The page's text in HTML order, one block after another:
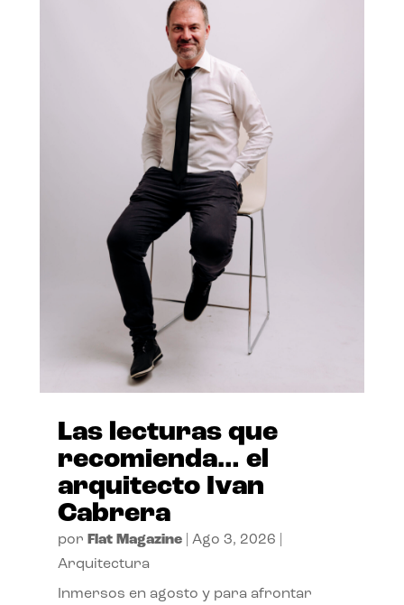
Las lecturas que
recomienda… el
arquitecto Ivan
Cabrera
por Flat Magazine| Ago 3, 2026
Arquitectura
Inmersos en agosto y para afrontar